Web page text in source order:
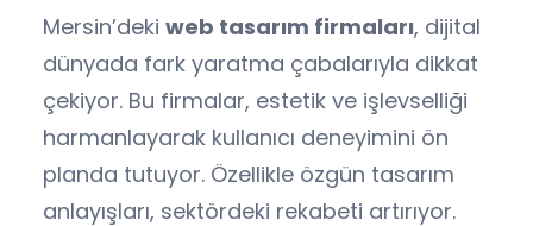
Mersin’deki web tasarım firmaları, dijital
dünyada fark yaratma çabalarıyla dikkat
çekiyor. Bu firmalar, estetik ve işlevselliği
harmanlayarak kullanıcı deneyimini ön
planda tutuyor. Özellikle özgün tasarım
anlayışları, sektördeki rekabeti artırıyor.